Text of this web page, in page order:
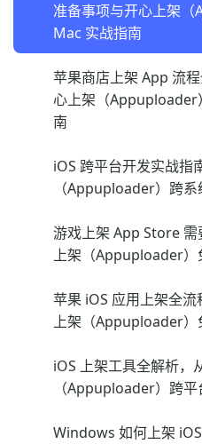
准备事项与开心上架
Mac 实战指南
苹果商店上架 App 流
心上架（Appuploader
南
iOS 跨平台开发实战指
（Appuploader）跨
游戏上架 App Store
上架（Appuploader）
苹果 iOS 应用上架全
上架（Appuploader）
iOS 上架工具全解析，
（Appuploader）跨
Windows 如何上架